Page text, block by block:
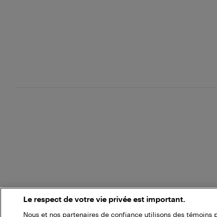
Le respect de votre vie privée est important.
Nous et nos partenaires de confiance utilisons des